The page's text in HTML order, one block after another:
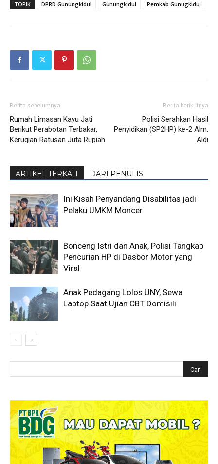
TOPIK DPRD Gunungkidul Gunungkidul Pemkab Gunugkidul
Berita sebelumnya
Rumah Limasan Kayu Jati
Berikut Perabotan Terbakar,
Kerugian Ratusan Juta Rupiah
Berita berikutnya
Polisi Serahkan Hasil
Penyidikan (SP2HP) ke-2 Alm.
Aldi
ARTIKEL TERKAIT DARI PENULIS
Ini Kisah Penyandang Disabilitas jadi
Pelaku UMKM Moncer
Bonceng Istri dan Anak, Polisi Tangkap
Pencurian HP di Dasbor Motor yang
Viral
Anak Pedagang Lolos UNY, Sewa
Laptop Saat Ujian CBT Domisili